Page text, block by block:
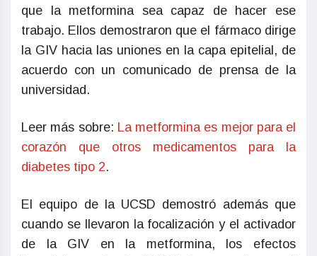
que la metformina sea capaz de hacer ese
trabajo. Ellos demostraron que el fármaco dirige
la GIV hacia las uniones en la capa epitelial, de
acuerdo con un comunicado de prensa de la
universidad.
Leer más sobre: La metformina es mejor para el
corazón que otros medicamentos para la
diabetes tipo 2.
El equipo de la UCSD demostró además que
cuando se llevaron la focalización y el activador
de la GIV en la metformina, los efectos